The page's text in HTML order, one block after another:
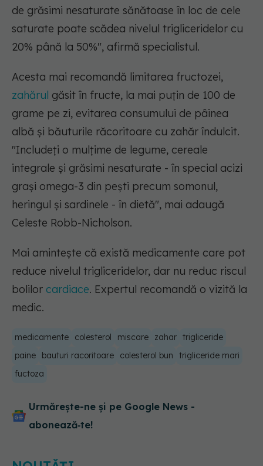
de grăsimi nesaturate sănătoase în loc de cele
saturate poate scădea nivelul trigliceridelor cu
20% până la 50%", afirmă specialistul.
Acesta mai recomandă limitarea fructozei,
zahărul găsit în fructe, la mai puțin de 100 de
grame pe zi, evitarea consumului de pâinea
albă și băuturile răcoritoare cu zahăr îndulcit.
"Includeți o mulțime de legume, cereale
integrale și grăsimi nesaturate - în special acizi
grași omega-3 din pești precum somonul,
heringul și sardinele - în dietă", mai adaugă
Celeste Robb-Nicholson.
Mai amintește că există medicamente care pot
reduce nivelul trigliceridelor, dar nu reduc riscul
bolilor cardiace. Expertul recomandă o vizită la
medic.
medicamente colesterol miscare zahar trigliceride
paine
bauturi racoritoare colesterol bun
trigliceride mari
fuctoza
Urmărește-ne și pe Google News -
abonează‑te!